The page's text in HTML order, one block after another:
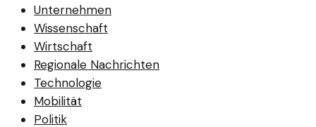
Unternehmen
Wissenschaft
Wirtschaft
Regionale Nachrichten
Technologie
Mobilität
Politik